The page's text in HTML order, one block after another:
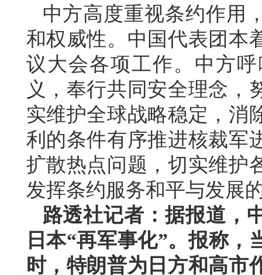
中方高度重视条约作用
和权威性。中国代表团本
议大会各项工作。中方
义，奉行共同安全理念，
实维护全球战略稳定，消
利的条件有序推进核裁军
扩散热点问题，切实维护
发挥条约服务和平与发展
路透社记者：据报道，
日本“再军事化”。报称
时，特朗普为日方和高市